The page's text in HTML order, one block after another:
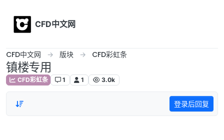
CFD中文网
CFD中文网 版块 CFD彩虹条
镇楼专用
CFD彩虹条 1 1 3.0k
登录后回复